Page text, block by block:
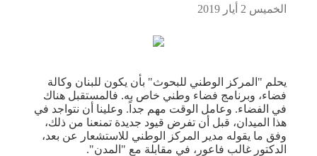
الخميس 2 أيار 2019
يحلم "المركز الوطني للبحوث" بأن يكون للبنان وكالة
فضاء، وبرنامج فضاء وطني خاص به. فالمستقبل هناك
في الفضاء. وعامل الوقت مهم جداً. وعلينا أن نتواجد في
هذا الميدان، قبل أن تفرض قيود جديدة تمنعنا من ذلك،
وفق ما يقوله مدير المركز الوطني للاستشعار عن بعد،
الدكتور غالب فاعور، في مقابلة مع "المدن".